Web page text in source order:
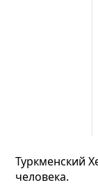
Туркменский
человека.